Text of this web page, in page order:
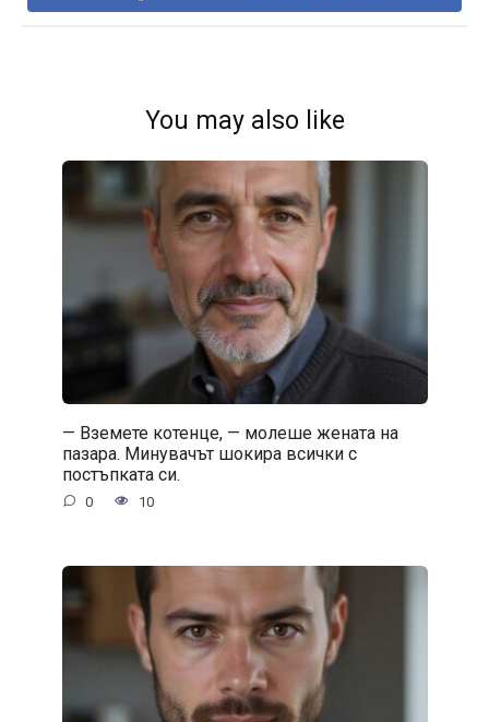
You may also like
— Вземете котенце, — молеше жената на
пазара. Минувачът шокира всички с
постъпката си.
0 10